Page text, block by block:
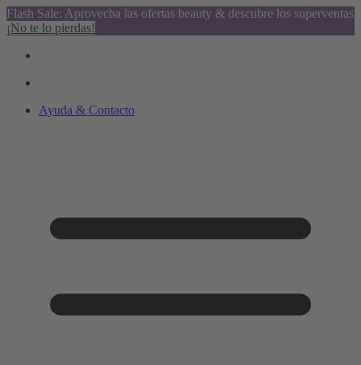
Flash Sale: Aprovecha las ofertas beauty & descubre los superventas
¡No te lo pierdas!
Ayuda & Contacto